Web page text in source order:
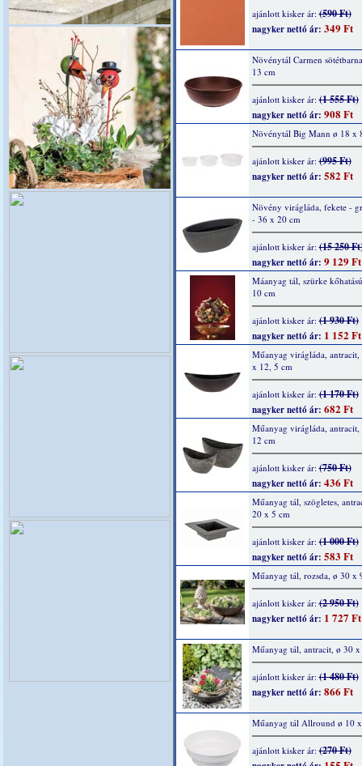
ajánlott kisker ár:(590 Ft)
nagyker nettó ár: 349 Ft
Növénytál Carmen
13 cm
ajánlott kisker ár:(1 555 Ft)
nagyker nettó ár: 908 Ft
Növénytál Big Mann ø 18 x
ajánlott kisker ár:(995 Ft)
nagyker nettó ár: 582 Ft
Növény virágláda, fekete -
- 36 x 20 cm
ajánlott kisker ár:(15 250
nagyker nettó ár: 9 129 Ft
Máanyag tál, szürke
10 cm
ajánlott kisker ár:(1 930 Ft)
nagyker nettó ár: 1 152 Ft
Műanyag virágláda,
x 12, 5 cm
ajánlott kisker ár:(1 170 Ft)
nagyker nettó ár: 682 Ft
Műanyag virágláda,
12 cm
ajánlott kisker ár:(750 Ft)
nagyker nettó ár: 436 Ft
Műanyag tál, szögletes,
20 x 5 cm
ajánlott kisker ár:(1 000 Ft)
nagyker nettó ár: 583 Ft
Műanyag tál, rozsda, ø 30 x
ajánlott kisker ár:(2 950 Ft)
nagyker nettó ár: 1 727 Ft
Műanyag tál, antracit, ø 30
ajánlott kisker ár:(1 480 Ft)
nagyker nettó ár: 866 Ft
Műanyag tál Allround ø 10
ajánlott kisker ár:(270 Ft)